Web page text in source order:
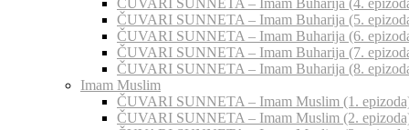
ČUVARI SUNNETA – Imam Buharija (4.
ČUVARI SUNNETA – Imam Buharija (5.
ČUVARI SUNNETA – Imam Buharija (6.
ČUVARI SUNNETA – Imam Buharija (7.
ČUVARI SUNNETA – Imam Buharija (8.
Imam Muslim
ČUVARI SUNNETA – Imam Muslim (1.
ČUVARI SUNNETA – Imam Muslim (2.